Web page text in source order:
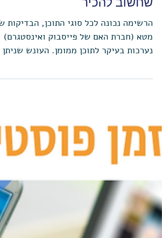
ממומן בפייסבוק ואינסטגרם
שחשוב להכיר
הרשימה נכונה לכל סוגי התוכן, הבדיקות